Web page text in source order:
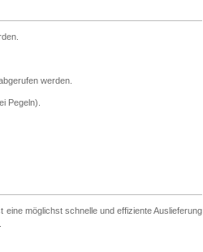
werden.
Pegeln).
möglichst schnelle und effiziente Auslieferung